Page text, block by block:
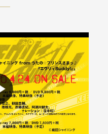
撮影レポート vol.2 シ
撮影レポート vol.1 レ